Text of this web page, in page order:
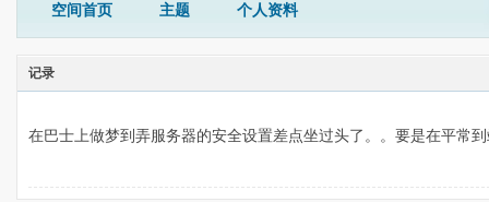
空间首页 主题 个人资料
记录
在巴士上做梦到弄服务器的安全设置差点坐过头了。。要是在平常